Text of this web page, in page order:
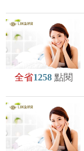
全省1258 點閱